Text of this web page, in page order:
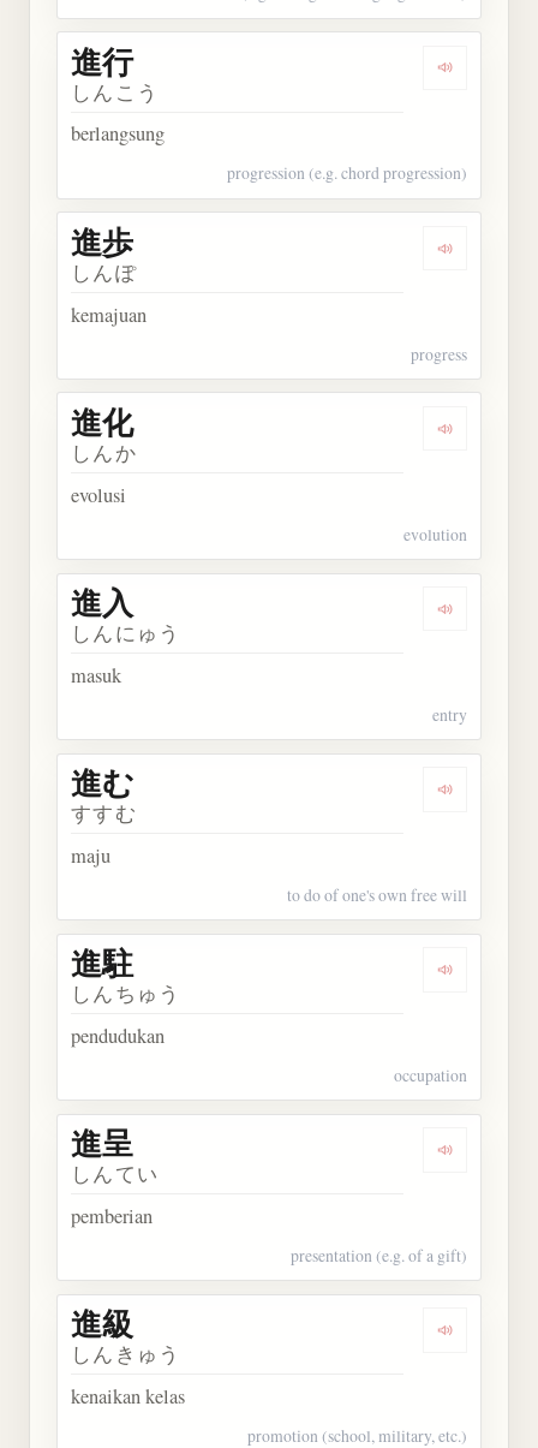
Dengarkan
進行
しんこう
berlangsung
progression (e.g. chord progression)
Dengarkan
進歩
しんぽ
kemajuan
progress
Dengarkan
進化
しんか
evolusi
evolution
Dengarkan
進入
しんにゅう
masuk
entry
Dengarkan
進む
すすむ
maju
to do of one's own free will
Dengarkan
進駐
しんちゅう
pendudukan
occupation
Dengarkan
進呈
しんてい
pemberian
presentation (e.g. of a gift)
Dengarkan
進級
しんきゅう
kenaikan kelas
promotion (school, military, etc.)